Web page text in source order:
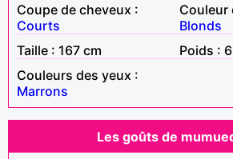
Coupe de cheveux :
Courts
Couleur
Blonds
Taille : 167 cm
Poids :
Couleurs des yeux :
Marrons
Les goûts de